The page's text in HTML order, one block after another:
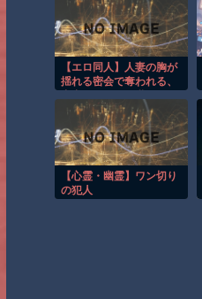
【エロ同人】人妻の胸が
揺れる密会で奪われる、
背徳セックスｗ
【心霊・幽霊】ワン切り
の犯人